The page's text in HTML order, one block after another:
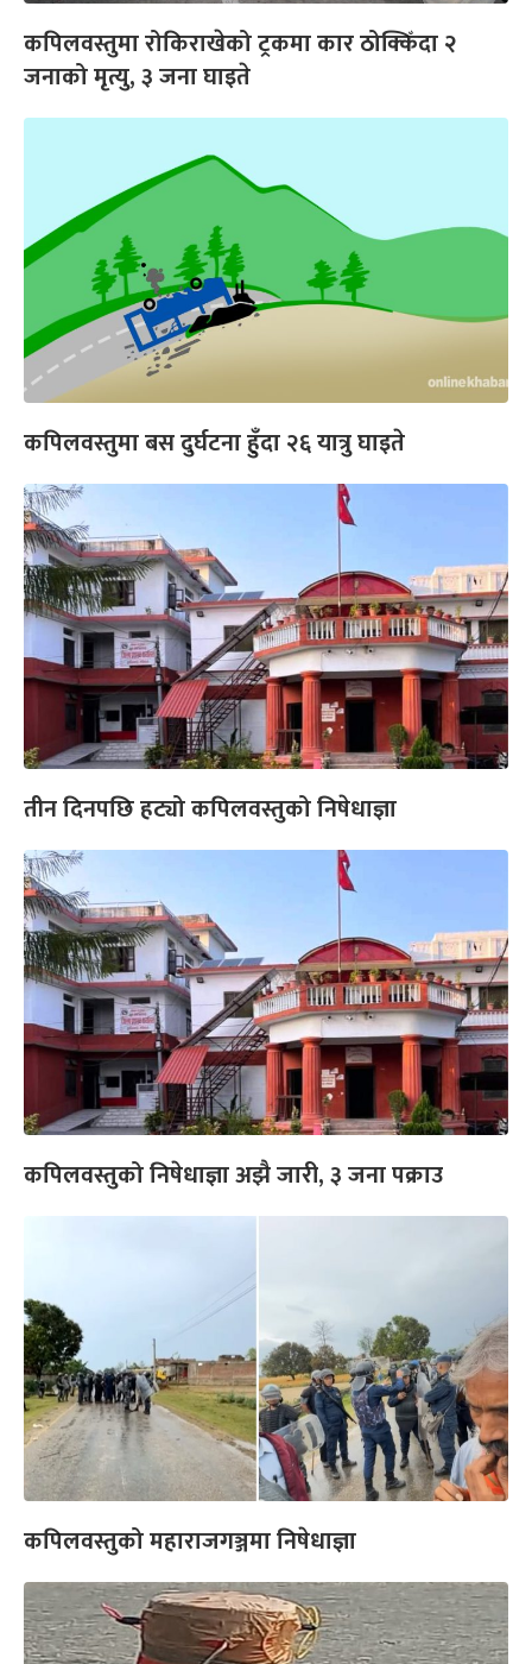
कपिलवस्तुमा रोकिराखेको ट्रकमा कार ठोक्किँदा २
जनाको मृत्यु, ३ जना घाइते
कपिलवस्तुमा बस दुर्घटना हुँदा २६ यात्रु घाइते
तीन दिनपछि हट्यो कपिलवस्तुको निषेधाज्ञा
कपिलवस्तुको निषेधाज्ञा अझै जारी, ३ जना पक्राउ
कपिलवस्तुको महाराजगञ्जमा निषेधाज्ञा